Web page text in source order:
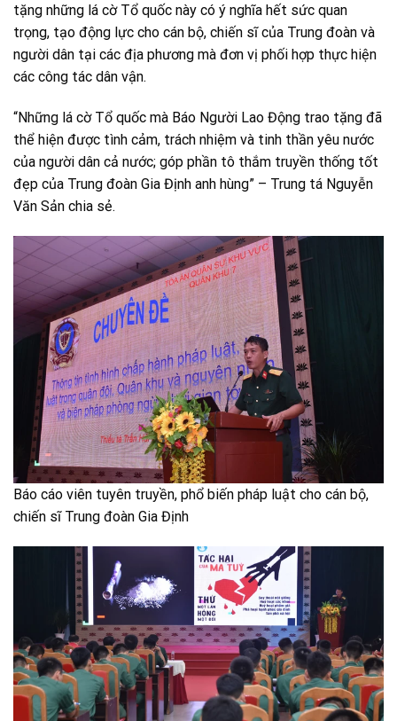
tặng những lá cờ Tổ quốc này có ý nghĩa hết sức quan
trọng, tạo động lực cho cán bộ, chiến sĩ của Trung đoàn và
người dân tại các địa phương mà đơn vị phối hợp thực hiện
các công tác dân vận.
“Những lá cờ Tổ quốc mà Báo Người Lao Động trao tặng đã
thể hiện được tình cảm, trách nhiệm và tinh thần yêu nước
của người dân cả nước; góp phần tô thắm truyền thống tốt
đẹp của Trung đoàn Gia Định anh hùng” – Trung tá Nguyễn
Văn Sản chia sẻ.
Báo cáo viên tuyên truyền, phổ biến pháp luật cho cán bộ,
chiến sĩ Trung đoàn Gia Định